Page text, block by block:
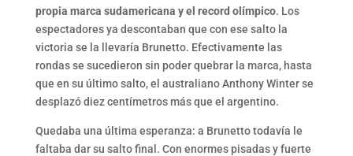
propia marca sudamericana y el record olímpico. Los
espectadores ya descontaban que con ese salto la
victoria se la llevaría Brunetto. Efectivamente las
rondas se sucedieron sin poder quebrar la marca, hasta
que en su último salto, el australiano Anthony Winter se
desplazó diez centímetros más que el argentino.
Quedaba una última esperanza: a Brunetto todavía le
faltaba dar su salto final. Con enormes pisadas y fuerte